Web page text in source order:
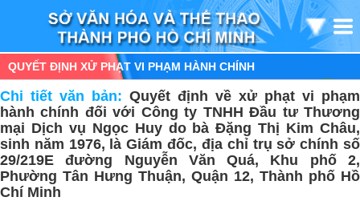
QUYẾT ĐỊNH XỬ PHẠT VI PHẠM HÀNH CHÍNH
Chi tiết văn bản: Quyết định về xử phạt vi phạm
hành chính đối với Công ty TNHH Đầu tư Thương
mại Dịch vụ Ngọc Huy do bà Đặng Thị Kim Châu,
sinh năm 1976, là Giám đốc, địa chỉ trụ sở chính số
29/219E đường Nguyễn Văn Quá, Khu phố 2,
Phường Tân Hưng Thuận, Quận 12, Thành phố Hồ
Chí Minh